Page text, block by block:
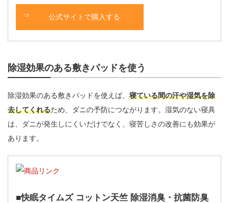
公式サイトで購入する
除湿効果のある敷きパッドを使う
除湿効果のある敷きパッドを使えば、 寝ている間の汗や湿気を除
去してくれるため、ダニの予防につながります。湿気のない寝具
は、ダニが発生しにくいだけでなく、寝苦しさの改善にも効果が
あります。
快眠タイムズ コットン天竺 除湿消臭・抗菌防臭